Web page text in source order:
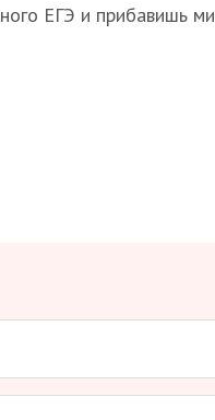
ЕГЭ и прибавишь